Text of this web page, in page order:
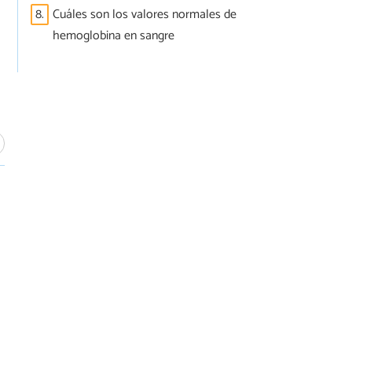
8. Cuáles son los valores normales de
hemoglobina en sangre